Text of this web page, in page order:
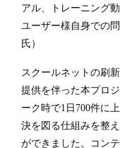
アル、トレーニング
ユーザー様自身での
氏）
スクールネットの刷
提供を伴った本プロ
ーク時で1日700件に
決を図る仕組みを整
ができました。コン